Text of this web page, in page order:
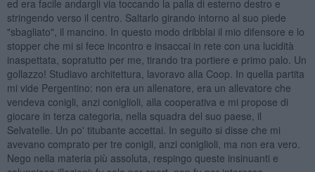
ed era facile andargli via toccando la palla di esterno destro e
stringendo verso il centro. Saltarlo girando intorno al suo piede
"sbagliato", il mancino. In questo modo dribblai il mio difensore e lo
stopper che mi si fece incontro e insaccai in rete con una lucidità
inaspettata, sopratutto per me, tirando tra portiere e primo palo. Un
gollazzo! Studiavo architettura, lavoravo alla Coop. In quella partita
mi vide Pergentino: non era un allenatore, era un allevatore che
vendeva conigli, anzi coniglioli, alla cooperativa e mi propose di
giocare in terza categoria, nella squadra del suo paese, il
Selvatelle. Un po' titubante accettai. In seguito si disse che mi
avevano comprato per tre conigli, anzi coniglioli, ma non era vero.
Nego nella materia più assoluta, respingo queste insinuanti e